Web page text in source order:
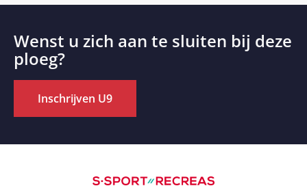
Wenst u zich aan te sluiten bij deze
ploeg?
Inschrijven U9